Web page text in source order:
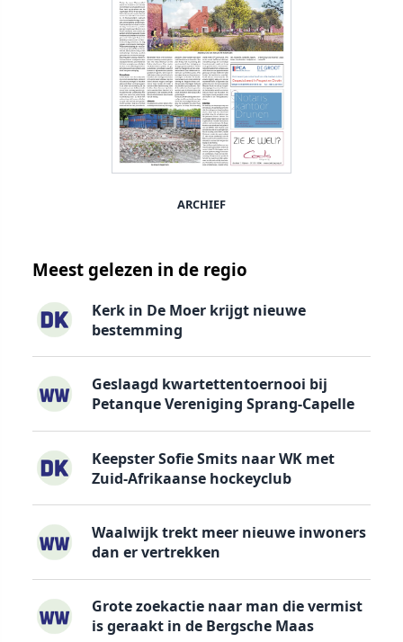
ARCHIEF
Meest gelezen in de regio
Kerk in De Moer krijgt nieuwe
bestemming
Geslaagd kwartettentoernooi bij
Petanque Vereniging Sprang-Capelle
Keepster Sofie Smits naar WK met
Zuid-Afrikaanse hockeyclub
Waalwijk trekt meer nieuwe inwoners
dan er vertrekken
Grote zoekactie naar man die vermist
is geraakt in de Bergsche Maas